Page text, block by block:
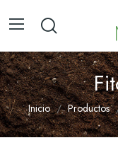
Inicio Productos